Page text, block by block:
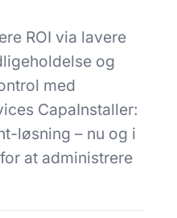
ROI via lavere
og
med
CapaInstaller:
løsning – nu og i
at administrere